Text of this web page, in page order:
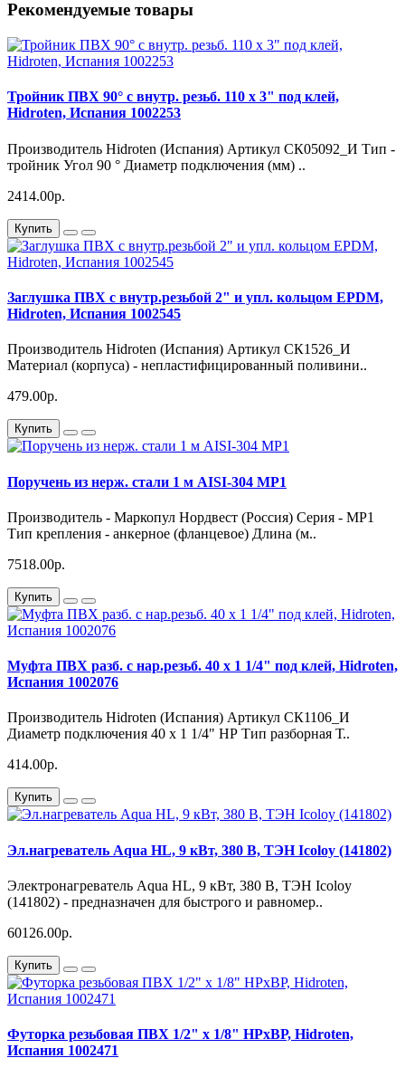
Рекомендуемые товары
Тройник ПВХ 90° с внутр. резьб. 110 х 3" под клей,
Hidroten, Испания 1002253
Производитель Hidroten (Испания) Артикул СК05092_И Тип -
тройник Угол 90 ° Диаметр подключения (мм) ..
2414.00р.
Купить
Заглушка ПВХ с внутр.резьбой 2" и упл. кольцом EPDM,
Hidroten, Испания 1002545
Производитель Hidroten (Испания) Артикул СК1526_И
Материал (корпуса) - непластифицированный поливини..
479.00р.
Купить
Поручень из нерж. стали 1 м AISI-304 MP1
Производитель - Маркопул Нордвест (Россия) Серия - MP1
Тип крепления - анкерное (фланцевое) Длина (м..
7518.00р.
Купить
Муфта ПВХ разб. с нар.резьб. 40 х 1 1/4" под клей, Hidroten,
Испания 1002076
Производитель Hidroten (Испания) Артикул СК1106_И
Диаметр подключения 40 х 1 1/4" НР Тип разборная Т..
414.00р.
Купить
Эл.нагреватель Aqua HL, 9 кВт, 380 В, ТЭН Icoloy (141802)
Электронагреватель Aqua HL, 9 кВт, 380 В, ТЭН Icoloy
(141802) - предназначен для быстрого и равномер..
60126.00р.
Купить
Футорка резьбовая ПВХ 1/2" х 1/8" НРхВР, Hidroten,
Испания 1002471